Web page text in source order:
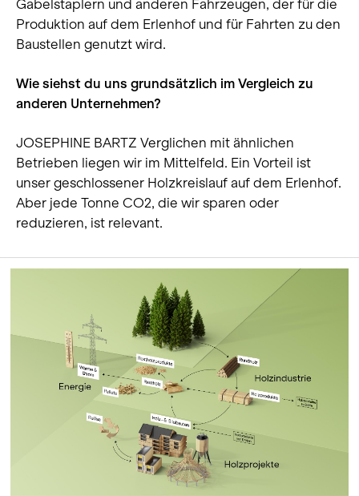
Gabelstaplern und anderen Fahrzeugen, der für die
Produktion auf dem Erlenhof und für Fahrten zu den
Baustellen genutzt wird.
Wie siehst du uns grundsätzlich im Vergleich zu
anderen Unternehmen?
JOSEPHINE BARTZ Verglichen mit ähnlichen
Betrieben liegen wir im Mittelfeld. Ein Vorteil ist
unser geschlossener Holzkreislauf auf dem Erlenhof.
Aber jede Tonne CO2, die wir sparen oder
reduzieren, ist relevant.